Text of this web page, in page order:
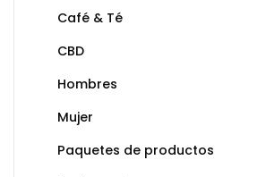
Café & Té
CBD
Hombres
Mujer
Paquetes de productos